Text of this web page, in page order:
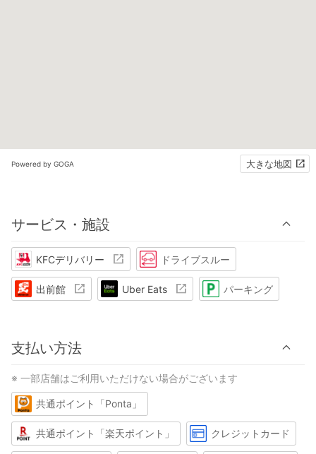
Powered by GOGA 大きな地図
サービス・施設
KFCデリバリー ドライブスルー
出前館 Uber Eats パーキング
支払い方法
※ 一部店舗はご利用いただけない場合がございます
共通ポイント「Ponta」
共通ポイント「楽天ポイント」 クレジットカード